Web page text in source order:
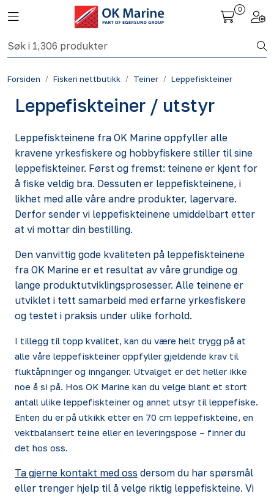
Skip to main content
Toggle navigation
0
Forsiden Fiskeri nettbutikk Teiner Leppefiskteiner
Leppefiskteiner / utstyr
Leppefiskteinene fra OK Marine oppfyller alle
kravene yrkesfiskere og hobbyfiskere stiller til sine
leppefiskteiner. Først og fremst: teinene er kjent for
å fiske veldig bra. Dessuten er leppefiskteinene, i
likhet med alle våre andre produkter, lagervare.
Derfor sender vi leppefiskteinene umiddelbart etter
at vi mottar din bestilling.
Den vanvittig gode kvaliteten på leppefiskteinene
fra OK Marine er et resultat av våre grundige og
lange produktutviklingsprosesser. Alle teinene er
utviklet i tett samarbeid med erfarne yrkesfiskere
og testet i praksis under ulike forhold.
I tillegg til topp kvalitet, kan du være helt trygg på at
alle våre leppefiskteiner oppfyller gjeldende krav til
fluktåpninger og innganger. Utvalget er det heller ikke
noe å si på. Hos OK Marine kan du velge blant et stort
antall ulike leppefiskteiner og annet utsyr til leppefiske.
Enten du er på utkikk etter en 70 cm leppefiskteine, en
vektbalansert teine eller en leveringspose – finner du
det hos oss.
Ta gjerne kontakt med oss dersom du har spørsmål
eller trenger hjelp til å velge riktig leppefiskteine. Vi
Fiskeri nettbutikk
Havbruk
Aktuelt
Om oss
Kontakt